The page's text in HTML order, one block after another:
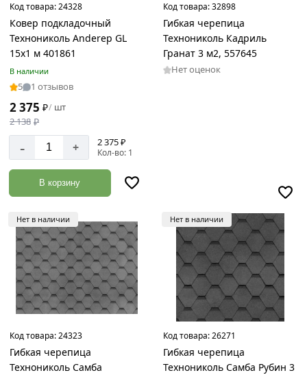
Код товара:24328
Ковер подкладочный
Технониколь Anderep GL
15х1 м 401861
В наличии
5 1 отзывов
2 375 ₽/ шт
2 138 ₽
- + 2 375 ₽
Кол-во: 1
В корзину
Код товара:32898
Гибкая черепица
Технониколь Кадриль
Гранат 3 м2, 557645
Нет оценок
Нет в наличии
Код товара:24323
Гибкая черепица
Технониколь Самба
Нет в наличии
Код товара:26271
Гибкая черепица
Технониколь Самба Рубин 3